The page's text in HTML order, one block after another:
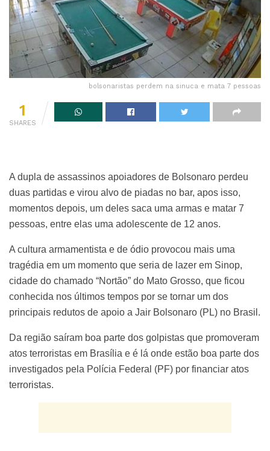
bolsonaristas perdem na sinuca e mata 7 pessoas
1
SHARES
A dupla de assassinos apoiadores de Bolsonaro perdeu
duas partidas e virou alvo de piadas no bar, apos isso,
momentos depois, um deles saca uma armas e matar 7
pessoas, entre elas uma adolescente de 12 anos.
A cultura armamentista e de ódio provocou mais uma
tragédia em um momento que seria de lazer em Sinop,
cidade do chamado “Nortão” do Mato Grosso, que ficou
conhecida nos últimos tempos por se tornar um dos
principais redutos de apoio a Jair Bolsonaro (PL) no Brasil.
Da região saíram boa parte dos golpistas que promoveram
atos terroristas em Brasília e é lá onde estão boa parte dos
investigados pela Polícia Federal (PF) por financiar atos
terroristas.